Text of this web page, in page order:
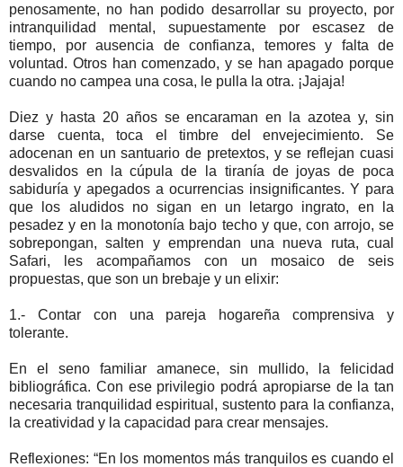
penosamente, no han podido desarrollar su proyecto, por
intranquilidad mental, supuestamente por escasez de
tiempo, por ausencia de confianza, temores y falta de
voluntad. Otros han comenzado, y se han apagado porque
cuando no campea una cosa, le pulla la otra. ¡Jajaja!
Diez y hasta 20 años se encaraman en la azotea y, sin
darse cuenta, toca el timbre del envejecimiento. Se
adocenan en un santuario de pretextos, y se reflejan cuasi
desvalidos en la cúpula de la tiranía de joyas de poca
sabiduría y apegados a ocurrencias insignificantes. Y para
que los aludidos no sigan en un letargo ingrato, en la
pesadez y en la monotonía bajo techo y que, con arrojo, se
sobrepongan, salten y emprendan una nueva ruta, cual
Safari, les acompañamos con un mosaico de seis
propuestas, que son un brebaje y un elixir:
1.- Contar con una pareja hogareña comprensiva y
tolerante.
En el seno familiar amanece, sin mullido, la felicidad
bibliográfica. Con ese privilegio podrá apropiarse de la tan
necesaria tranquilidad espiritual, sustento para la confianza,
la creatividad y la capacidad para crear mensajes.
Reflexiones: “En los momentos más tranquilos es cuando el